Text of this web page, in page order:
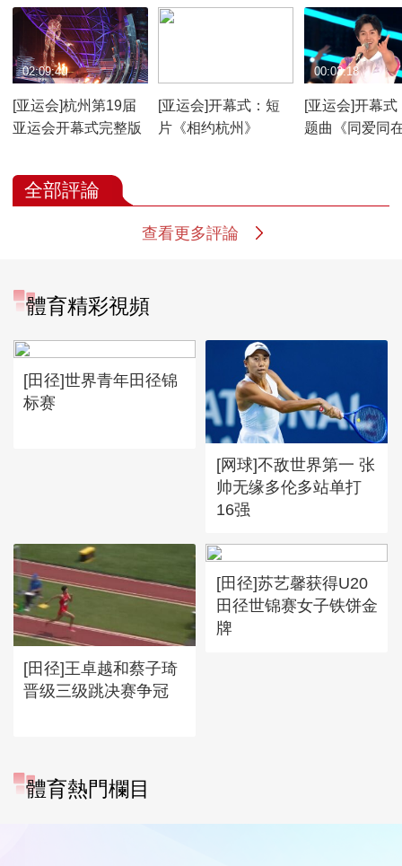
[亚运会]杭州第19届
亚运会开幕式完整版
02:09:40
[亚运会]开幕式：短
片《相约杭州》
[亚运会]开幕式
题曲《同爱同
00:03:18
全部評論
查看更多評論
體育精彩視頻
[田径]世界青年田径锦
标赛
[网球]不敌世界第一 张
帅无缘多伦多站单打
16强
[田径]王卓越和蔡子琦
晋级三级跳决赛争冠
[田径]苏艺馨获得U20
田径世锦赛女子铁饼金
牌
體育熱門欄目